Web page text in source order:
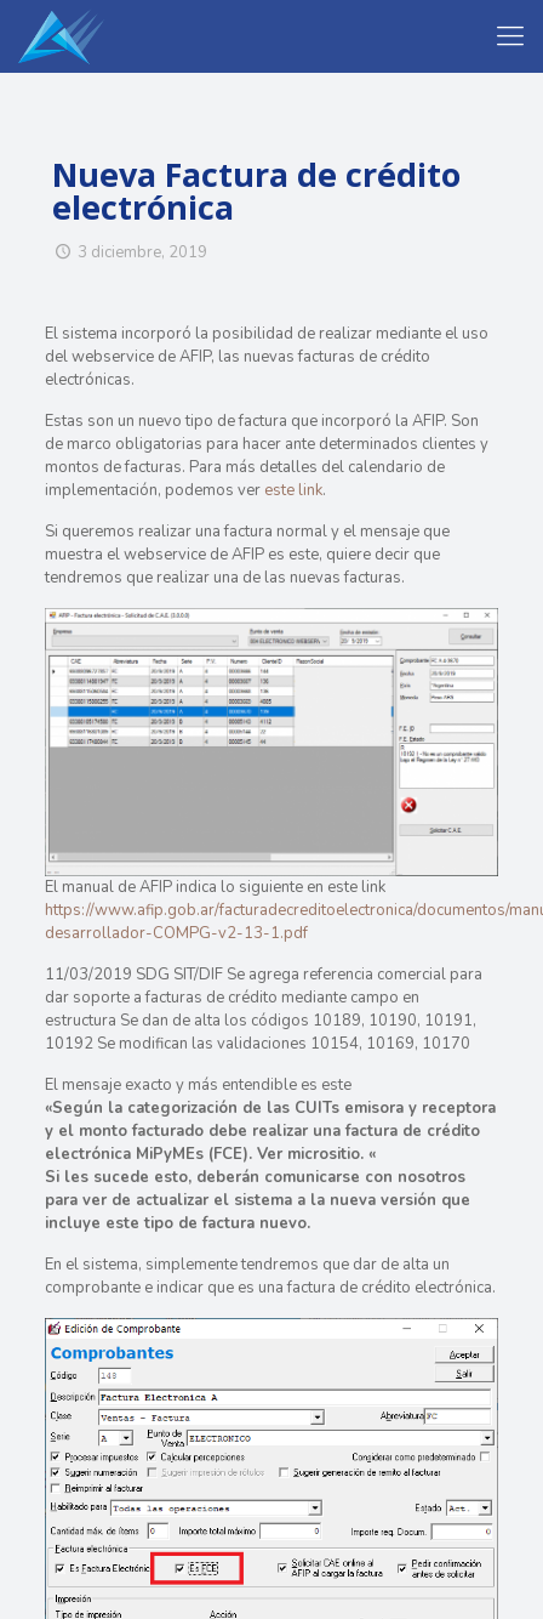
Nueva Factura de crédito
electrónica
3 diciembre, 2019
El sistema incorporó la posibilidad de realizar mediante el uso
del webservice de AFIP, las nuevas facturas de crédito
electrónicas.
Estas son un nuevo tipo de factura que incorporó la AFIP. Son
de marco obligatorias para hacer ante determinados clientes y
montos de facturas. Para más detalles del calendario de
implementación, podemos ver este link.
Si queremos realizar una factura normal y el mensaje que
muestra el webservice de AFIP es este, quiere decir que
tendremos que realizar una de las nuevas facturas.
El manual de AFIP indica lo siguiente en este link
https://www.afip.gob.ar/facturadecreditoelectronica/documentos/
desarrollador-COMPG-v2-13-1.pdf
11/03/2019 SDG SIT/DIF Se agrega referencia comercial para
dar soporte a facturas de crédito mediante campo en
estructura Se dan de alta los códigos 10189, 10190, 10191,
10192 Se modifican las validaciones 10154, 10169, 10170
El mensaje exacto y más entendible es este
«Según la categorización de las CUITs emisora y receptora
y el monto facturado debe realizar una factura de crédito
electrónica MiPyMEs (FCE). Ver micrositio. «
Si les sucede esto, deberán comunicarse con nosotros
para ver de actualizar el sistema a la nueva versión que
incluye este tipo de factura nuevo.
En el sistema, simplemente tendremos que dar de alta un
comprobante e indicar que es una factura de crédito electrónica.